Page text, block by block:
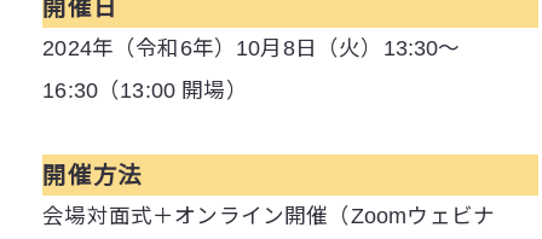
開催日
2024年（令和6年）10月8日（火）13:30～
16:30（13:00 開場）
開催方法
会場対面式＋オンライン開催（Zoomウェビナ